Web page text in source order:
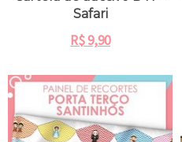
Safari
R$9,90